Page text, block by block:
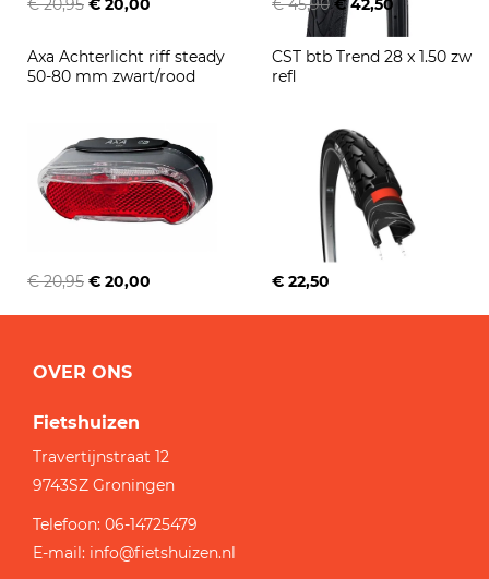
€ 20,95 € 20,00 € 45,90 € 42,50
Axa Achterlicht riff steady
50-80 mm zwart/rood
€ 20,95 € 20,00
CST btb Trend 28 x 1.50 zw
refl
€ 22,50
OVER ONS
Fietshuizen
Travertijnstraat 12
9743SZ Groningen
Telefoon: 06-14725479
E-mail: info@fietshuizen.nl